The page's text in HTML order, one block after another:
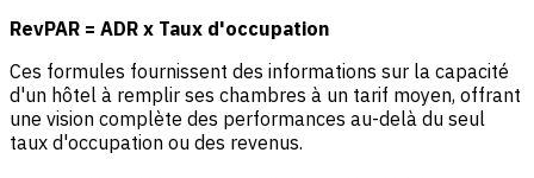
RevPAR = ADR x Taux d'occupation
Ces formules fournissent des informations sur la capacité
d'un hôtel à remplir ses chambres à un tarif moyen, offrant
une vision complète des performances au-delà du seul
taux d'occupation ou des revenus.